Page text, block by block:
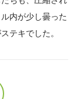
内が少し曇った
テキでした。